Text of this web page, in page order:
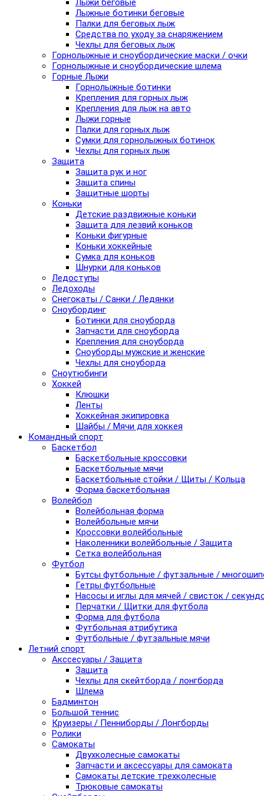
Лыжи беговые
Лыжные ботинки беговые
Палки для беговых лыж
Средства по уходу за снаряжением
Чехлы для беговых лыж
Горнолыжные и сноубордические маски / очки
Горнолыжные и сноубордические шлема
Горные Лыжи
Горнолыжные ботинки
Крепления для горных лыж
Крепления для лыж на авто
Лыжи горные
Палки для горных лыж
Сумки для горнолыжных ботинок
Чехлы для горных лыж
Защита
Защита рук и ног
Защита спины
Защитные шорты
Коньки
Детские раздвижные коньки
Защита для лезвий коньков
Коньки фигурные
Коньки хоккейные
Сумка для коньков
Шнурки для коньков
Ледоступы
Ледоходы
Снегокаты / Санки / Ледянки
Сноубординг
Ботинки для сноуборда
Запчасти для сноуборда
Крепления для сноуборда
Сноуборды мужские и женские
Чехлы для сноуборда
Сноутюбинги
Хоккей
Клюшки
Ленты
Хоккейная экипировка
Шайбы / Мячи для хоккея
Командный спорт
Баскетбол
Баскетбольные кроссовки
Баскетбольные мячи
Баскетбольные стойки / Щиты / Кольца
Форма баскетбольная
Волейбол
Волейбольная форма
Волейбольные мячи
Кроссовки волейбольные
Наколенники волейбольные / Защита
Сетка волейбольная
Футбол
Бутсы футбольные / футзальные /
Гетры футбольные
Насосы и иглы для мячей / свисток /
Перчатки / Щитки для футбола
Форма для футбола
Футбольная атрибутика
Футбольные / футзальные мячи
Летний спорт
Акссесуары / Защита
Защита
Чехлы для скейтборда / лонгборда
Шлема
Бадминтон
Большой теннис
Круизеры / Пенниборды / Лонгборды
Ролики
Самокаты
Двухколесные самокаты
Запчасти и аксессуары для самоката
Самокаты детские трехколесные
Трюковые самокаты